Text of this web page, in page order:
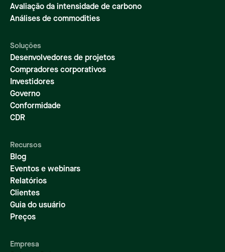
Avaliação da intensidade de carbono
Análises de commodities
Soluções
Desenvolvedores de projetos
Compradores corporativos
Investidores
Governo
Conformidade
CDR
Recursos
Blog
Eventos e webinars
Relatórios
Clientes
Guia do usuário
Preços
Empresa